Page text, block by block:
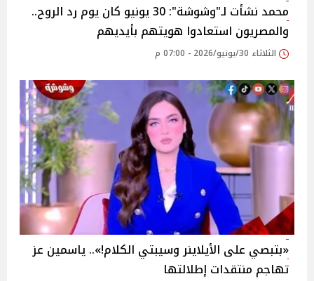
محمد نشأت لـ"وشوشة": 30 يونيو كان يوم رد الروح..
والمصريون استعادوا هويتهم بأيديهم
الثلاثاء 30/يونيو/2026 - 07:00 م
«بتبصي على الأيلاينر وسيبتي الكلام!».. ياسمين عز
تهاجم منتقدات إطلالتها